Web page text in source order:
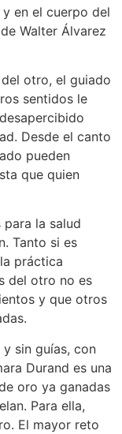
en el cuerpo del
Walter Álvarez
otro, el guiado
sentidos le
Desde el canto
pueden
que quien
la salud
Tanto si es
práctica
del otro no es
y que otros
sin guías, con
Durand es una
oro ya ganadas
Para ella,
El mayor reto